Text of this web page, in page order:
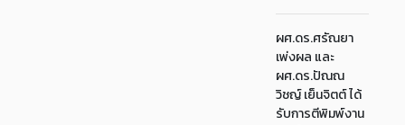
ผศ.ดร.ศรัณยา
เพ่งผล และ
ผศ.ดร.ปัณณ
วิชญ์ เย็นจิตต์ ได้
รับการตีพิมพ์งาน